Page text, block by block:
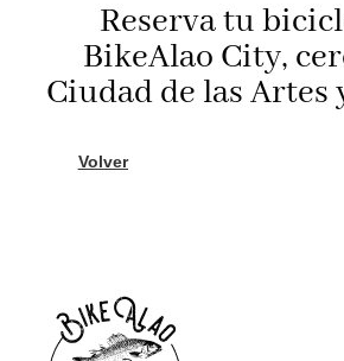
Reserva tu
BikeAlao City,
Ciudad de las Artes
Volver